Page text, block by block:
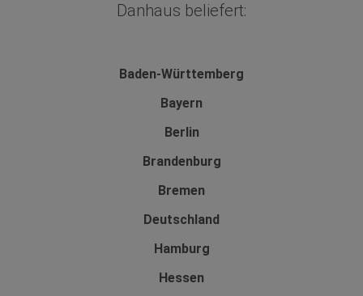
Danhaus beliefert:
Baden-Württemberg
Bayern
Berlin
Brandenburg
Bremen
Deutschland
Hamburg
Hessen